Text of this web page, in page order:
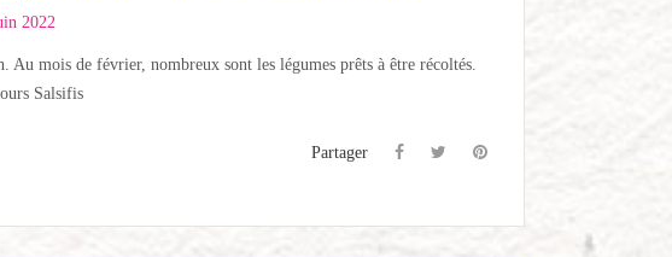
2022
Au mois de février, nombreux sont les légumes prêts à être récoltés.
Salsifis
Partager